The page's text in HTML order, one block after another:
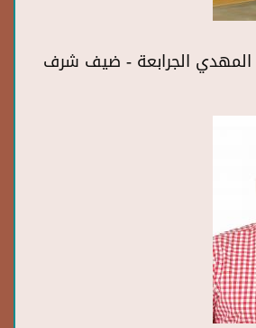
الجرابعة - ضيف شرف